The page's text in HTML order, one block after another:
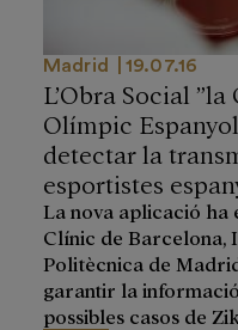
Madrid 19.07.16
L’Obra Social
Olímpic
detectar la
esportistes
La nova aplicació
Clínic de Barcelona,
Politècnica de
garantir la
possibles casos de